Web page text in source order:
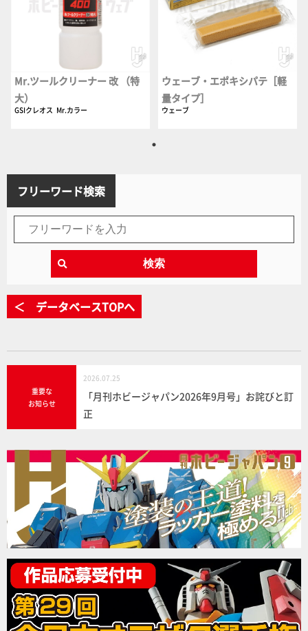
Mr.ツールクリーナー 改 （特
大）
GSIクレオス Mr.カラー
ウェーブ・エポキシパテ［軽
量タイプ］
ウェーブ
フリーワード検索
検索
＜ データベースTOPへ
重要な
お知らせ
2026.07.25
「月刊ホビージャパン2026年9月号」お詫びと訂
正